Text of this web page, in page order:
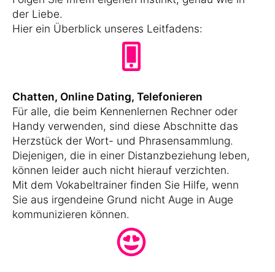
der Liebe.
Hier ein Überblick unseres Leitfadens:
Chatten, Online Dating, Telefonieren
Für alle, die beim Kennenlernen Rechner oder
Handy verwenden, sind diese Abschnitte das
Herzstück der Wort- und Phrasensammlung.
Diejenigen, die in einer Distanzbeziehung leben,
können leider auch nicht hierauf verzichten.
Mit dem Vokabeltrainer finden Sie Hilfe, wenn
Sie aus irgendeine Grund nicht Auge in Auge
kommunizieren können.